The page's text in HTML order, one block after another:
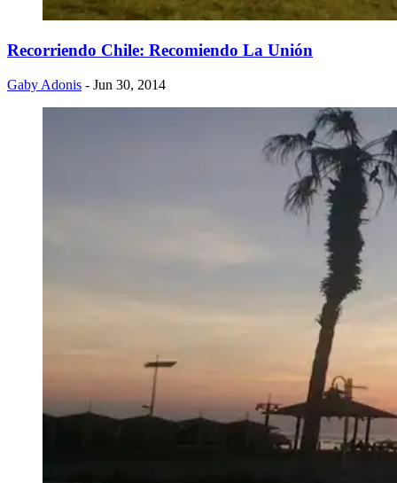
Recorriendo Chile: Recomiendo La Unión
Gaby Adonis - Jun 30, 2014